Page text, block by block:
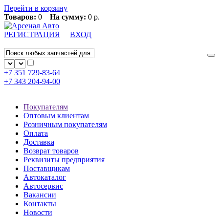
Перейти в корзину
Товаров: 0 На сумму: 0 р.
РЕГИСТРАЦИЯ ВХОД
+7 351 729-83-64
+7 343 204-94-00
Покупателям
Оптовым клиентам
Розничным покупателям
Оплата
Доставка
Возврат товаров
Реквизиты предприятия
Поставщикам
Автокаталог
Автосервис
Вакансии
Контакты
Новости